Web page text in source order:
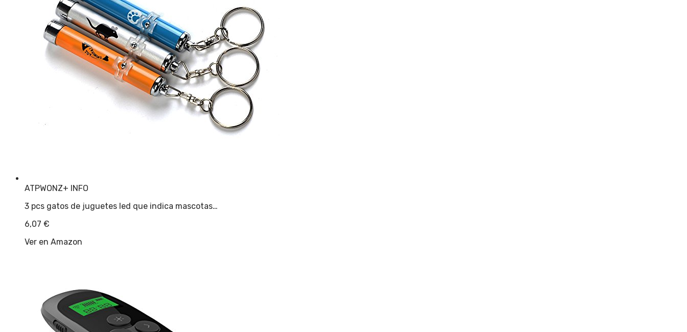
ATPWONZ+ INFO
3 pcs gatos de juguetes led que indica mascotas…
6,07 €
Ver en Amazon